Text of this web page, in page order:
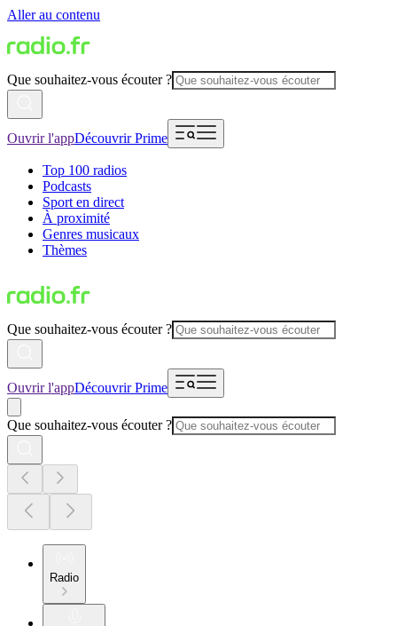
Aller au contenu
Que souhaitez-vous écouter ?
Ouvrir l'appDécouvrir Prime
Top 100 radios
Podcasts
Sport en direct
À proximité
Genres musicaux
Thèmes
Que souhaitez-vous écouter ?
Ouvrir l'appDécouvrir Prime
Que souhaitez-vous écouter ?
Radio